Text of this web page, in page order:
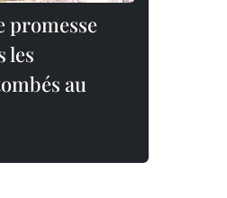
promesse
les
au